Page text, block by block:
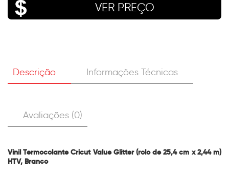
VER PREÇO
Descrição Informações Técnicas
Avaliações (0)
Vinil Termocolante Cricut Value Glitter (rolo de 25,4 cm x 2,44 m)
HTV, Branco